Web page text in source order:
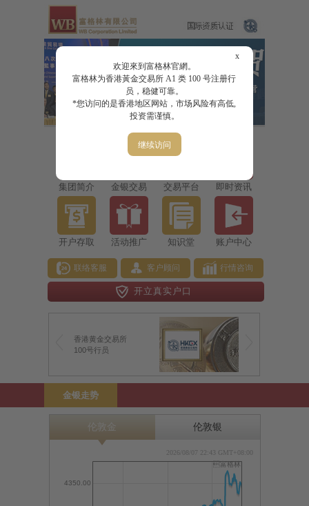
x
欢迎來到富格林官網。
富格林为香港黃金交易所 A1 类 100 号注册行
员，稳健可靠。
*您访问的是香港地区网站，市场风险有高低,
投资需谨慎。
继续访问
集团简介 金银交易 交易平台 即时资讯
开户存取 活动推广 知识堂 账户中心
联络客服 客户顾问 行情咨询
开立真实户口
香港黄金交易所
100号行员
金银走势